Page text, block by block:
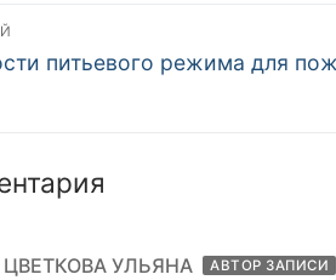
питьевого режима для
ЦВЕТКОВА УЛЬЯНА АВТОР ЗАПИСИ